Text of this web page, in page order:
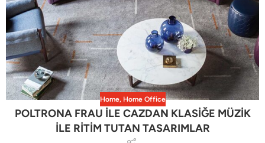
Home, Home Office
POLTRONA FRAU İLE CAZDAN KLASİĞE MÜZİK
İLE RİTİM TUTAN TASARIMLAR